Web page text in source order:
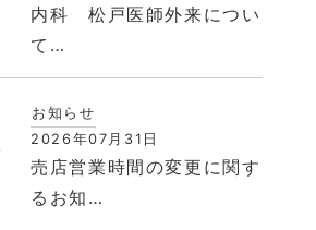
内科 松戸医師外来につい
て…
お知らせ
2026年07月31日
売店営業時間の変更に関す
るお知…